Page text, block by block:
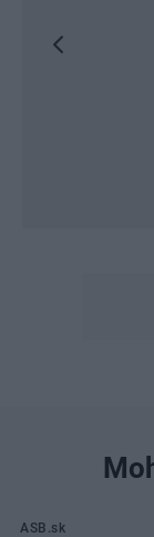
ASB.sk